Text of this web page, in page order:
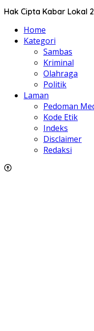
Hak Cipta Kabar Lokal
Home
Kategori
Sambas
Kriminal
Olahraga
Politik
Laman
Pedoman
Kode Etik
Indeks
Disclaimer
Redaksi